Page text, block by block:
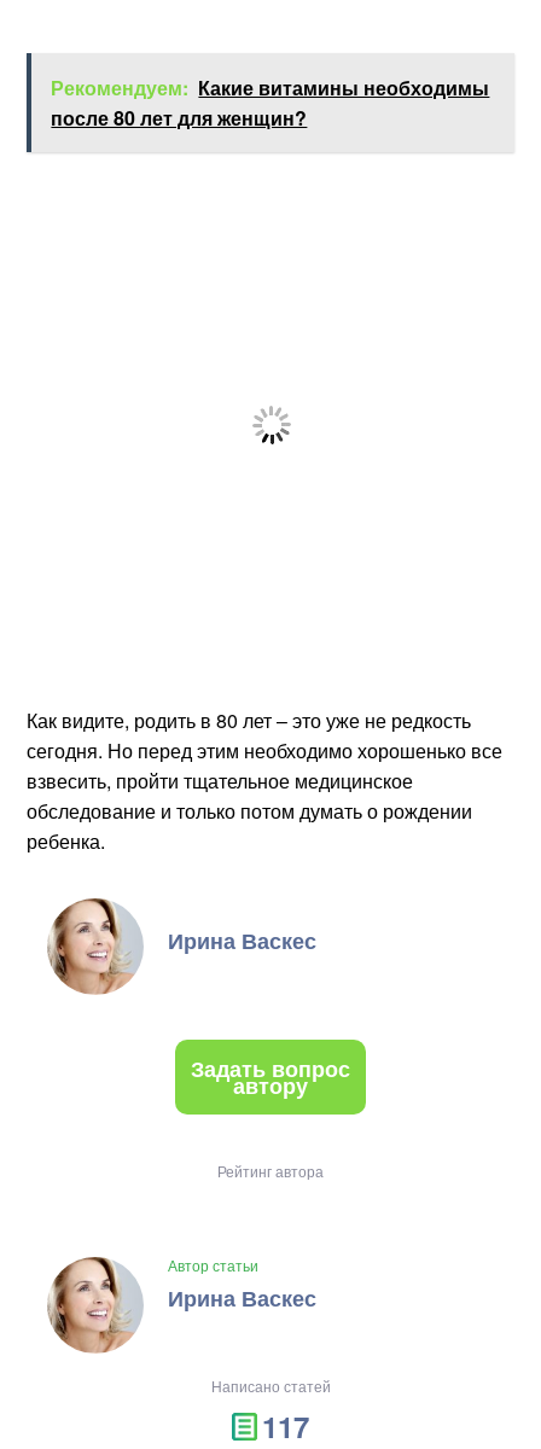
Рекомендуем: Какие витамины необходимы
после 80 лет для женщин?
Как видите, родить в 80 лет – это уже не редкость
сегодня. Но перед этим необходимо хорошенько все
взвесить, пройти тщательное медицинское
обследование и только потом думать о рождении
ребенка.
Ирина Васкес
Задать вопрос
автору
Рейтинг автора
Автор статьи
Ирина Васкес
Написано статей
117